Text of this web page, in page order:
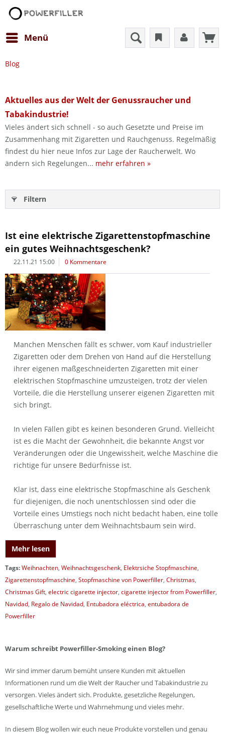
Menü
Blog
Aktuelles aus der Welt der Genussraucher und
Tabakindustrie!
Vieles ändert sich schnell - so auch Gesetzte und Preise im
Zusammenhang mit Zigaretten und Rauchgenuss. Regelmäßig
findest du hier neue Infos zur Lage der Raucherwelt. Wo
ändern sich Regelungen... mehr erfahren »
Filtern
Ist eine elektrische Zigarettenstopfmaschine
ein gutes Weihnachtsgeschenk?
22.11.21 15:00 0 Kommentare
Manchen Menschen fällt es schwer, vom Kauf industrieller
Zigaretten oder dem Drehen von Hand auf die Herstellung
ihrer eigenen maßgeschneiderten Zigaretten mit einer
elektrischen Stopfmaschine umzusteigen, trotz der vielen
Vorteile, die die Herstellung unserer eigenen Zigaretten mit
sich bringt.
In vielen Fällen gibt es keinen besonderen Grund. Vielleicht
ist es die Macht der Gewohnheit, die bekannte Angst vor
Veränderungen oder die Ungewissheit, welche Maschine die
richtige für unsere Bedürfnisse ist.
Klar ist, dass eine elektrische Stopfmaschine als Geschenk
für diejenigen, die noch unentschlossen sind oder die
Vorteile eines Umstiegs noch nicht bedacht haben, eine tolle
Überraschung unter dem Weihnachtsbaum sein wird.
Mehr lesen
Tags:Weihnachten, Weihnachtsgeschenk, Elektrsiche Stopfmaschine,
Zigarettenstopfmaschine, Stopfmaschine von Powerfiller, Christmas,
Christmas Gift, electric cigarette injector, cigarette injector from Powerfiller,
Navidad, Regalo de Navidad, Entubadora eléctrica, entubadora de
Powerfiller
Warum schreibt Powerfiller-Smoking einen Blog?
Wir sind immer darum bemüht unsere Kunden mit aktuellen
Informationen rund um die Welt der Raucher und Tabakindustrie zu
versorgen. Vieles ändert sich. Produkte, gesetzliche Regelungen,
gesellschaftliche Werte und Wahrnehmung und vieles mehr.
In diesem Blog wollen wir euch neue Produkte vorstellen und genau